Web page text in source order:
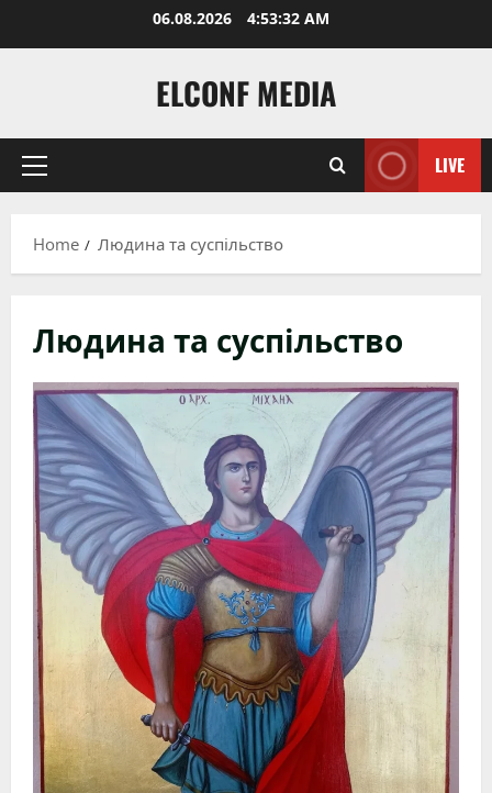
06.08.2026 4:53:33 AM
ELCONF MEDIA
Primary
LIVE
Home Людина та суспільство
Людина та суспільство